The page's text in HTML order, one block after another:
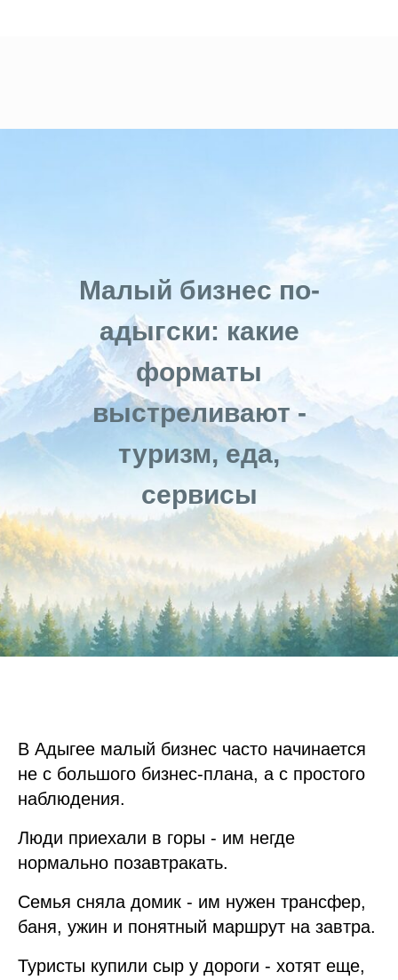
Малый бизнес по-
адыгски: какие
форматы
выстреливают -
туризм, еда,
сервисы
В Адыгее малый бизнес часто начинается
не с большого бизнес-плана, а с простого
наблюдения.
Люди приехали в горы - им негде
нормально позавтракать.
Семья сняла домик - им нужен трансфер,
баня, ужин и понятный маршрут на завтра.
Туристы купили сыр у дороги - хотят еще,